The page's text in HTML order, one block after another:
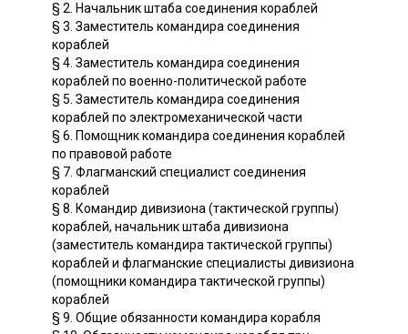
§ 2. Начальник штаба соединения кораблей
§ 3. Заместитель командира соединения
кораблей
§ 4. Заместитель командира соединения
кораблей по военно-политической работе
§ 5. Заместитель командира соединения
кораблей по электромеханической части
§ 6. Помощник командира соединения кораблей
по правовой работе
§ 7. Флагманский специалист соединения
кораблей
§ 8. Командир дивизиона (тактической группы)
кораблей, начальник штаба дивизиона
(заместитель командира тактической группы)
кораблей и флагманские специалисты дивизиона
(помощники командира тактической группы)
кораблей
§ 9. Общие обязанности командира корабля